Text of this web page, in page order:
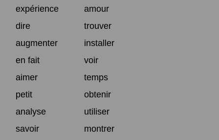
expérience
amour
dire
trouver
augmenter
installer
en fait
voir
aimer
temps
petit
obtenir
analyse
utiliser
savoir
montrer